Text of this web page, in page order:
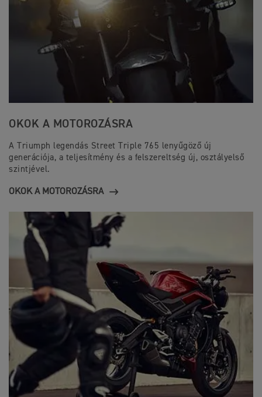
OKOK A MOTOROZÁSRA
A Triumph legendás Street Triple 765 lenyűgöző új
generációja, a teljesítmény és a felszereltség új, osztályelső
szintjével.
OKOK A MOTOROZÁSRA